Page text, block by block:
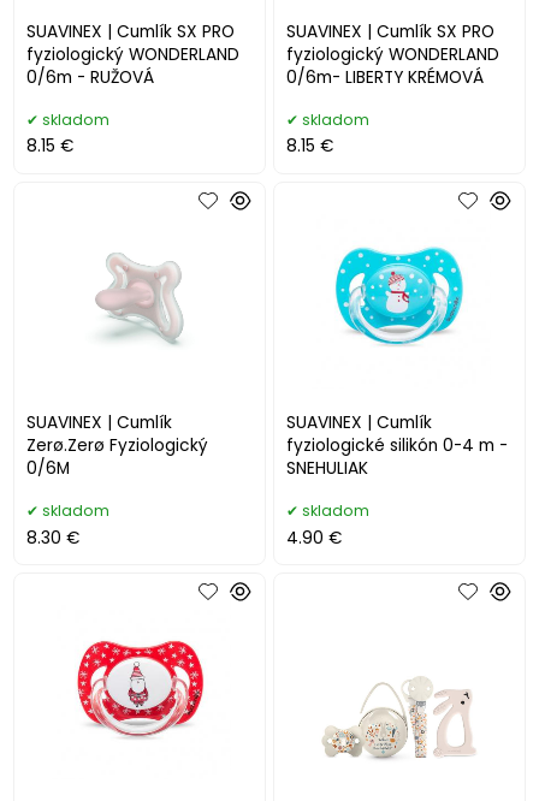
SUAVINEX | Cumlík SX PRO
fyziologický WONDERLAND
0/6m - RUŽOVÁ
skladom
8.15 €
SUAVINEX | Cumlík SX PRO
fyziologický WONDERLAND
0/6m- LIBERTY KRÉMOVÁ
skladom
8.15 €
SUAVINEX | Cumlík
Zerø.Zerø Fyziologický
0/6M
skladom
8.30 €
SUAVINEX | Cumlík
fyziologické silikón 0-4 m -
SNEHULIAK
skladom
4.90 €